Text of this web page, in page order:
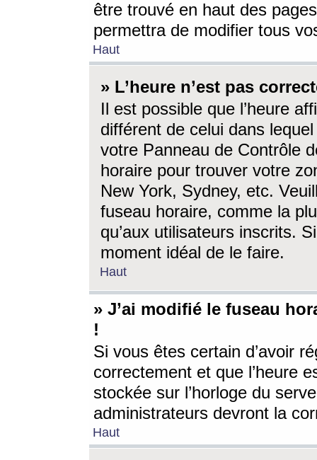
être trouvé en haut des
permettra de modifier tous
Haut
» L’heure n’est pas
Il est possible que l’heure
différent de celui dans
votre Panneau de Contrôle
horaire pour trouver votre
New York, Sydney, etc.
fuseau horaire, comme la
qu’aux utilisateurs inscrits.
moment idéal de le faire.
Haut
» J’ai modifié le fuseau
!
Si vous êtes certain d’avoir
correctement et que l’heure
stockée sur l’horloge du
administrateurs devront la
Haut